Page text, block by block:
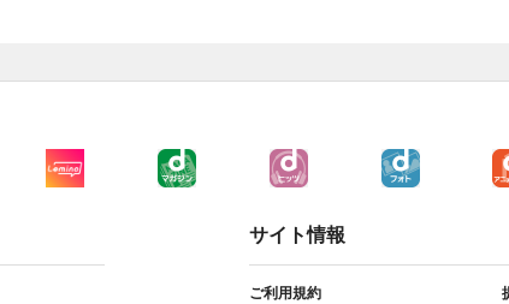
サイト情報
ご利用規約